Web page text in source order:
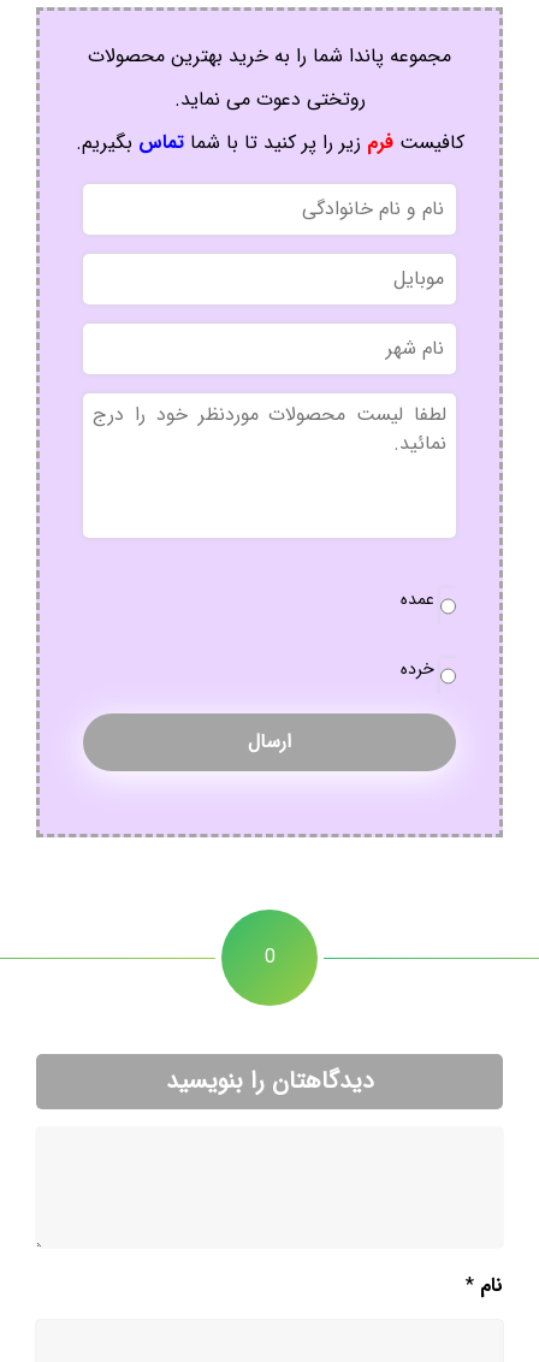
مجموعه پاندا شما را به خرید بهترین محصولات
روتختی دعوت می نماید.
کافیستفرم زیر را پر کنید تا با شماتماس بگیریم.
نام
و
نام
خانوادگی
موبایل
نام
شهر
بدون
عنوان
سفارش
عمده
خرده
0
دیدگاهتان را بنویسید
نام *